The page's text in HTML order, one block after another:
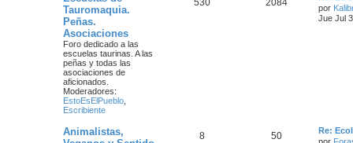
Tauromaquia.
Peñas.
Asociaciones
Foro dedicado a las
escuelas taurinas. A las
peñas y todas las
asociaciones de
aficionados.
Moderadores:
EstoEsElPueblo
Escribiente
por
Jue Jul
Animalistas,
8 50
Re:
por